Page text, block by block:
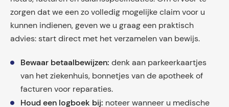
zorgen dat we een zo volledig mogelijke claim voor u
kunnen indienen, geven we u graag een praktisch
advies: start direct met het verzamelen van bewijs.
Bewaar betaalbewijzen: denk aan parkeerkaartjes
van het ziekenhuis, bonnetjes van de apotheek of
facturen voor reparaties.
Houd een logboek bij: noteer wanneer u medische